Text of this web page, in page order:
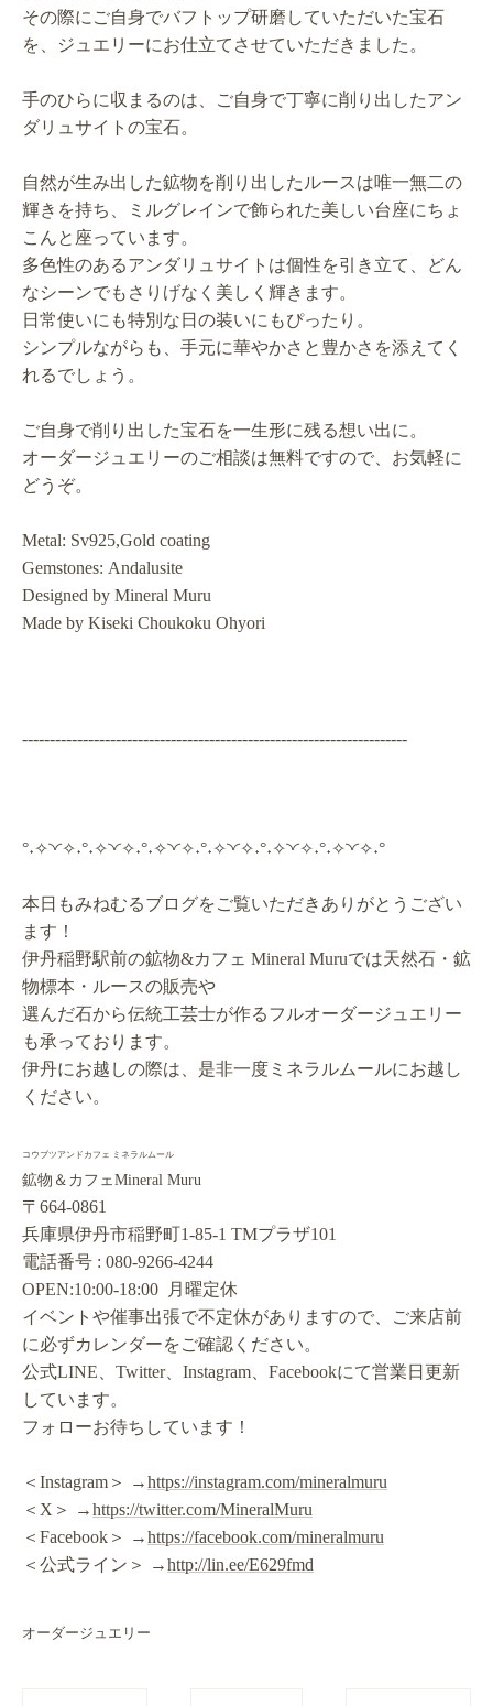
その際にご自身でバフトップ研磨していただいた宝石
を、ジュエリーにお仕立てさせていただきました。
手のひらに収まるのは、ご自身で丁寧に削り出したアン
ダリュサイトの宝石。
自然が生み出した鉱物を削り出したルースは唯一無二の
輝きを持ち、ミルグレインで飾られた美しい台座にちょ
こんと座っています。
多色性のあるアンダリュサイトは個性を引き立て、どん
なシーンでもさりげなく美しく輝きます。
日常使いにも特別な日の装いにもぴったり。
シンプルながらも、手元に華やかさと豊かさを添えてく
れるでしょう。
ご自身で削り出した宝石を一生形に残る想い出に。
オーダージュエリーのご相談は無料ですので、お気軽に
どうぞ。
Metal: Sv925,Gold coating
Gemstones: Andalusite
Designed by Mineral Muru
Made by Kiseki Choukoku Ohyori
----------------------------------------------------------------------
°˖✧◝◜✧˖°˖✧◝◜✧˖°˖✧◝◜✧˖°˖✧◝◜✧˖°˖✧◝◜✧˖°˖✧◝◜✧˖°
本日もみねむるブログをご覧いただきありがとうござい
ます！
伊丹稲野駅前の鉱物&カフェ Mineral Muruでは天然石・鉱
物標本・ルースの販売や
選んだ石から伝統工芸士が作るフルオーダージュエリー
も承っております。
伊丹にお越しの際は、是非一度ミネラルムールにお越し
ください。
コウブツアンドカフェ ミネラルムール
鉱物＆カフェMineral Muru
〒664-0861
兵庫県伊丹市稲野町1-85-1 TMプラザ101
電話番号 : 080-9266-4244
OPEN:10:00-18:00 月曜定休
イベントや催事出張で不定休がありますので、ご来店前
に必ずカレンダーをご確認ください。
公式LINE、Twitter、Instagram、Facebookにて営業日更新
しています。
フォローお待ちしています！
＜Instagram＞ →https://instagram.com/mineralmuru
＜X＞ →https://twitter.com/MineralMuru
＜Facebook＞ →https://facebook.com/mineralmuru
＜公式ライン＞ →http://lin.ee/E629fmd
オーダージュエリー